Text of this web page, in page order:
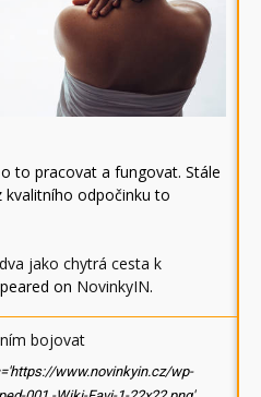
to pracovat a fungovat. Stále
kvalitního odpočinku to
jako chytrá cesta k
on NovinkyIN.
bojovat
www.novinkyin.cz/wp-